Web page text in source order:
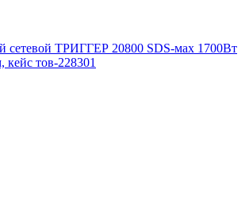
сетевой ТРИГГЕР 20800 SDS-мax 1700Вт
тов-228301